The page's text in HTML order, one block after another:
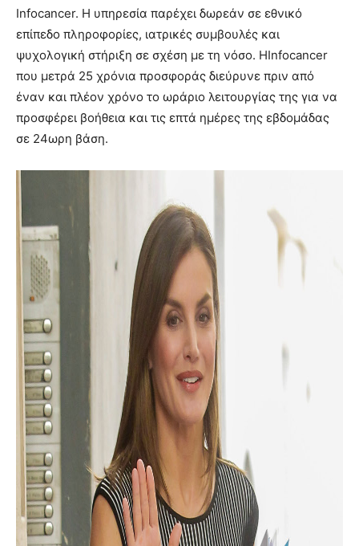
Infocancer. Η υπηρεσία παρέχει δωρεάν σε εθνικό
επίπεδο πληροφορίες, ιατρικές συμβουλές και
ψυχολογική στήριξη σε σχέση με τη νόσο. ΗInfocancer
που μετρά 25 χρόνια προσφοράς διεύρυνε πριν από
έναν και πλέον χρόνο το ωράριο λειτουργίας της για να
προσφέρει βοήθεια και τις επτά ημέρες της εβδομάδας
σε 24ωρη βάση.